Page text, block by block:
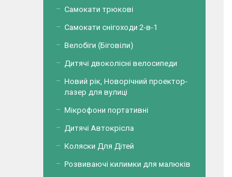
Самокати трюкові
Самокати снігоходи 2-в-1
Велобіги (Біговіли)
Дитячі двоколісні велосипеди
Новий рік, Новорічний проектор-
лазер для вулиці
Мікрофони портативні
Дитячі Автокрісла
Коляски Для Дітей
Розвиваючі килимки для малюків